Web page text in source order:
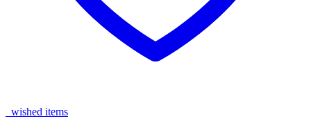
wished items